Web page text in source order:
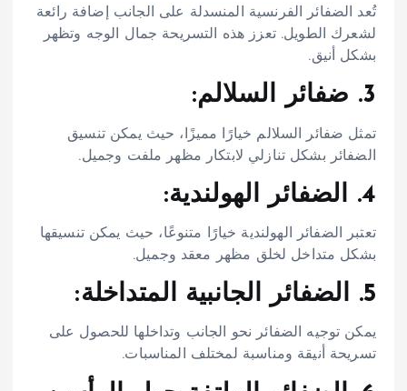
تُعد الضفائر الفرنسية المنسدلة على الجانب إضافة رائعة
لشعرك الطويل. تعزز هذه التسريحة جمال الوجه وتظهر
بشكل أنيق.
3. ضفائر السلالم:
تمثل ضفائر السلالم خيارًا مميزًا، حيث يمكن تنسيق
الضفائر بشكل تنازلي لابتكار مظهر ملفت وجميل.
4. الضفائر الهولندية:
تعتبر الضفائر الهولندية خيارًا متنوعًا، حيث يمكن تنسيقها
بشكل متداخل لخلق مظهر معقد وجميل.
5. الضفائر الجانبية المتداخلة:
يمكن توجيه الضفائر نحو الجانب وتداخلها للحصول على
تسريحة أنيقة ومناسبة لمختلف المناسبات.